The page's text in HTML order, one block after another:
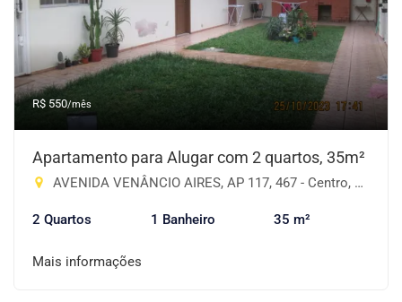
R$ 550/mês
Apartamento para Alugar com 2 quartos, 35m²
AVENIDA VENÂNCIO AIRES, AP 117, 467 - Centro, Cruz Alta-RS
2 Quartos 1 Banheiro 35 m²
Mais informações